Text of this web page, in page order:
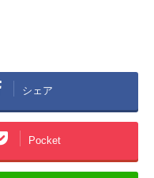
シェア
Pocket